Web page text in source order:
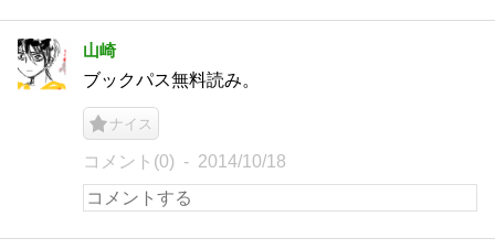
山崎
ブックパス無料読み。
ナイス
コメント(0) 2014/10/18